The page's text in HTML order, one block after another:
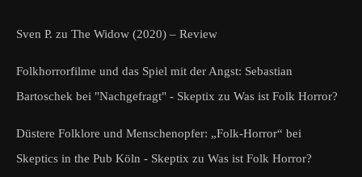
Sven P. zu The Widow (2020) – Review
Folkhorrorfilme und das Spiel mit der Angst: Sebastian
Bartoschek bei "Nachgefragt" - Skeptix zu Was ist Folk Horror?
Düstere Folklore und Menschenopfer: „Folk-Horror“ bei
Skeptics in the Pub Köln - Skeptix zu Was ist Folk Horror?